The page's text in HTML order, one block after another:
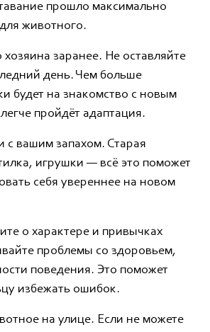
прошло максимально
животного.
заранее. Не оставляйте
день. Чем больше
будет на знакомство с новым
пройдёт адаптация.
с вашим запахом. Старая
игрушки — всё это поможет
себя увереннее на новом
о характере и привычках
проблемы со здоровьем,
поведения. Это поможет
избежать ошибок.
на улице. Если не можете